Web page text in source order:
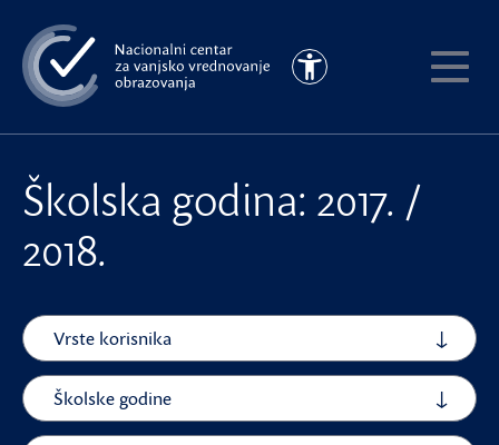
na
glavni
sadržaj
Pristupačnost
Školska godina: 2017. /
2018.
Vrste korisnika
Školske godine